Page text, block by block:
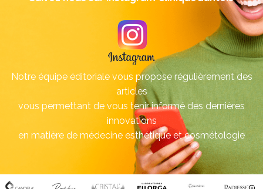
Notre équipe éditoriale vous propose régulièrement des
articles
vous permettant de vous tenir informé des dernières
innovations
en matière de médecine esthétique et cosmétologie